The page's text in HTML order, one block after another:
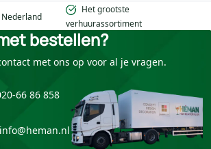
Het grootste
verhuurassortiment
bestellen?
met ons op voor al je vragen.
66 86 858
info@heman.nl